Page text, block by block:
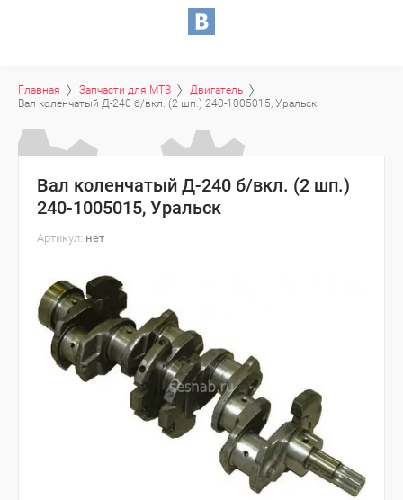
Главная Запчасти для МТЗ
Двигатель
Вал коленчатый Д-240 б/вкл. (2 шп.) 240-1005015, Уральск
Вал коленчатый Д-240 б/вкл. (2 шп.)
240-1005015, Уральск
Артикул: нет